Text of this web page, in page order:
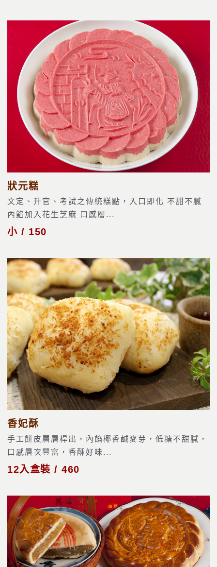
狀元糕
文定、升官、考試之傳統糕點，入口即化 不甜不膩
內餡加入花生芝麻 口感層...
小 / 150
香妃酥
手工餅皮層層桿出，內餡椰香鹹麥芽，低糖不甜膩，
口感層次豐富，香酥好味...
12入盒裝 / 460